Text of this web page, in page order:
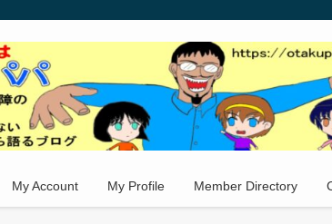
My Account My Profile Member Directory